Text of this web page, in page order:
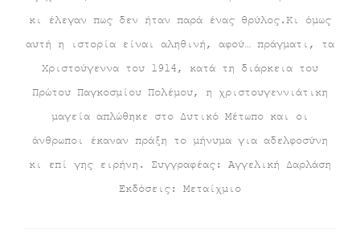
κι έλεγαν πως δεν ήταν παρά ένας θρύλος.Κι όμως
αυτή η ιστορία είναι αληθινή, αφού… πράγματι, τα
Χριστούγεννα του 1914, κατά τη διάρκεια του
Πρώτου Παγκοσμίου Πολέμου, η χριστουγεννιάτικη
μαγεία απλώθηκε στο Δυτικό Μέτωπο και οι
άνθρωποι έκαναν πράξη το μήνυμα για αδελφοσύνη
κι επί γης ειρήνη. Συγγραφέας: Αγγελική Δαρλάση
Εκδόσεις: Μεταίχμιο